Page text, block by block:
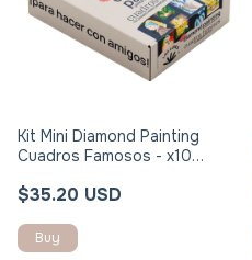
Kit Mini Diamond Painting
Cuadros Famosos - x10
$35.20 USD